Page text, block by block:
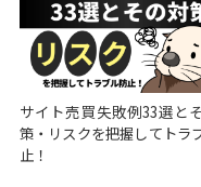
サイト売買失敗例33選と
策・リスクを把握してトラ
止！